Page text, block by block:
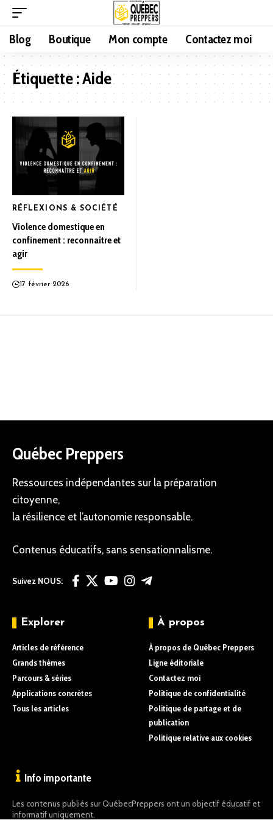
Blog Boutique Mon compte Contactez moi
Étiquette :Aide
RÉFLEXIONS & SOCIÉTÉ
Violence domestique en
confinement : reconnaître et
agir
17 février 2026
Québec Preppers
Ressources indépendantes sur la préparation
citoyenne,
la résilience et l’autonomie responsable.
Contenus éducatifs, sans sensationnalisme.
Suivez NOUS:
Explorer
Articles de référence
Grands thèmes
Parcours & séries
Applications concrètes
Tous les articles
À propos
À propos de Québec Preppers
Ligne éditoriale
Contactez moi
Politique de confidentialité
Politique de partage et de
publication
Politique relative aux cookies
Info importante
Les contenus publiés sur QuébecPreppers ont un objectif éducatif et
informatif uniquement.